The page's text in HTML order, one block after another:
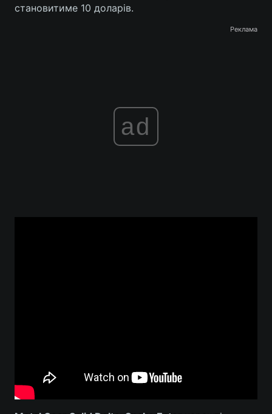
становитиме 10 доларів.
Реклама
ad